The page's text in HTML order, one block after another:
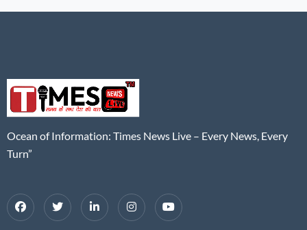
Ocean of Information: Times News Live – Every News, Every
Turn”